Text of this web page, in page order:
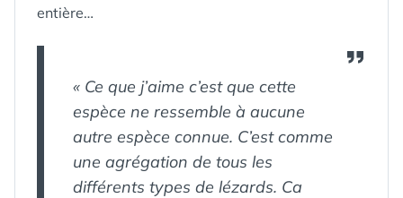
entière…
« Ce que j’aime c’est que cette
espèce ne ressemble à aucune
autre espèce connue. C’est comme
une agrégation de tous les
différents types de lézards. Ca